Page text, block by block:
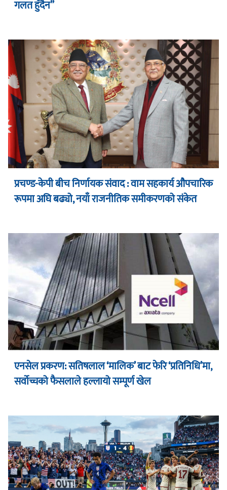
गलत हुँदैन”
प्रचण्ड-केपी बीच निर्णायक संवाद : वाम सहकार्य औपचारिक
रूपमा अघि बढ्यो, नयाँ राजनीतिक समीकरणको संकेत
एनसेल प्रकरण: सतिषलाल ‘मालिक’ बाट फेरि ‘प्रतिनिधि’मा,
सर्वोच्चको फैसलाले हल्लायो सम्पूर्ण खेल